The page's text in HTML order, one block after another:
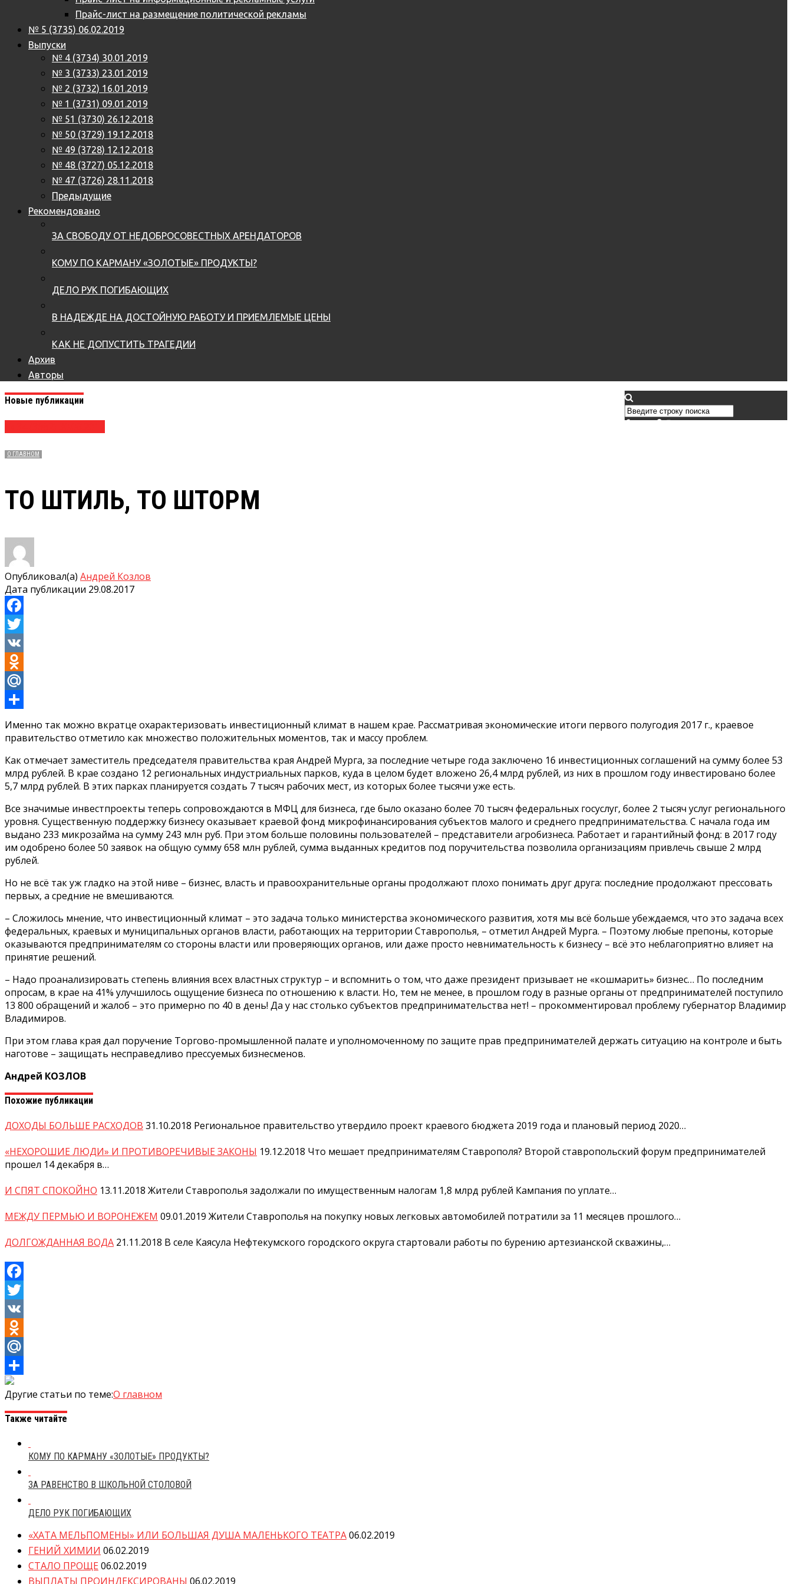
Прайс-лист на размещение политической рекламы
№ 5 (3735) 06.02.2019
Выпуски
№ 4 (3734) 30.01.2019
№ 3 (3733) 23.01.2019
№ 2 (3732) 16.01.2019
№ 1 (3731) 09.01.2019
№ 51 (3730) 26.12.2018
№ 50 (3729) 19.12.2018
№ 49 (3728) 12.12.2018
№ 48 (3727) 05.12.2018
№ 47 (3726) 28.11.2018
Предыдущие
Рекомендовано
ЗА СВОБОДУ ОТ НЕДОБРОСОВЕСТНЫХ АРЕНДАТОРОВ
КОМУ ПО КАРМАНУ «ЗОЛОТЫЕ» ПРОДУКТЫ?
ДЕЛО РУК ПОГИБАЮЩИХ
В НАДЕЖДЕ НА ДОСТОЙНУЮ РАБОТУ И ПРИЕМЛЕМЫЕ ЦЕНЫ
КАК НЕ ДОПУСТИТЬ ТРАГЕДИИ
Архив
Авторы
О ГЛАВНОМ
ТО ШТИЛЬ, ТО ШТОРМ
Опубликовал(а) Андрей Козлов
Дата публикации 29.08.2017
Facebook
Twitter
VK
Odnoklassniki
Mail.Ru
Отправить
Именно так можно вкратце охарактеризовать инвестиционный климат в нашем крае. Рассматривая экономические итоги первого полугодия 2017 г., краевое
правительство отметило как множество положительных моментов, так и массу проблем.
Как отмечает заместитель председателя правительства края Андрей Мурга, за последние четыре года заключено 16 инвестиционных соглашений на сумму более 53
млрд рублей. В крае создано 12 региональных индустриальных парков, куда в целом будет вложено 26,4 млрд рублей, из них в прошлом году инвестировано более
5,7 млрд рублей. В этих парках планируется создать 7 тысяч рабочих мест, из которых более тысячи уже есть.
Все значимые инвестпроекты теперь сопровождаются в МФЦ для бизнеса, где было оказано более 70 тысяч федеральных госуслуг, более 2 тысяч услуг регионального
уровня. Существенную поддержку бизнесу оказывает краевой фонд микрофинансирования субъектов малого и среднего предпринимательства. С начала года им
выдано 233 микрозайма на сумму 243 млн руб. При этом больше половины пользователей – представители агробизнеса. Работает и гарантийный фонд: в 2017 году
им одобрено более 50 заявок на общую сумму 658 млн рублей, сумма выданных кредитов под поручительства позволила организациям привлечь свыше 2 млрд
рублей.
Но не всё так уж гладко на этой ниве – бизнес, власть и правоохранительные органы продолжают плохо понимать друг друга: последние продолжают прессовать
первых, а средние не вмешиваются.
– Сложилось мнение, что инвестиционный климат – это задача только министерства экономического развития, хотя мы всё больше убеждаемся, что это задача всех
федеральных, краевых и муниципальных органов власти, работающих на территории Ставрополья, – отметил Андрей Мурга. – Поэтому любые препоны, которые
оказываются предпринимателям со стороны власти или проверяющих органов, или даже просто невнимательность к бизнесу – всё это неблагоприятно влияет на
принятие решений.
– Надо проанализировать степень влияния всех властных структур – и вспомнить о том, что даже президент призывает не «кошмарить» бизнес… По последним
опросам, в крае на 41% улучшилось ощущение бизнеса по отношению к власти. Но, тем не менее, в прошлом году в разные органы от предпринимателей поступило
13 800 обращений и жалоб – это примерно по 40 в день! Да у нас столько субъектов предпринимательства нет! – прокомментировал проблему губернатор Владимир
Владимиров.
При этом глава края дал поручение Торгово-промышленной палате и уполномоченному по защите прав предпринимателей держать ситуацию на контроле и быть
наготове – защищать несправедливо прессуемых бизнесменов.
Андрей КОЗЛОВ
Похожие публикации
ДОХОДЫ БОЛЬШЕ РАСХОДОВ 31.10.2018 Региональное правительство утвердило проект краевого бюджета 2019 года и плановый период 2020…
«НЕХОРОШИЕ ЛЮДИ» И ПРОТИВОРЕЧИВЫЕ ЗАКОНЫ 19.12.2018 Что мешает предпринимателям Ставрополя? Второй ставропольский форум предпринимателей
прошел 14 декабря в…
И СПЯТ СПОКОЙНО 13.11.2018 Жители Ставрополья задолжали по имущественным налогам 1,8 млрд рублей Кампания по уплате…
МЕЖДУ ПЕРМЬЮ И ВОРОНЕЖЕМ 09.01.2019 Жители Ставрополья на покупку новых легковых автомобилей потратили за 11 месяцев прошлого…
ДОЛГОЖДАННАЯ ВОДА 21.11.2018 В селе Каясула Нефтекумского городского округа стартовали работы по бурению артезианской скважины,…
Facebook
Twitter
VK
Odnoklassniki
Mail.Ru
Отправить
Другие статьи по теме:О главном
Также читайте
КОМУ ПО КАРМАНУ «ЗОЛОТЫЕ» ПРОДУКТЫ?
ЗА РАВЕНСТВО В ШКОЛЬНОЙ СТОЛОВОЙ
ДЕЛО РУК ПОГИБАЮЩИХ
Новые публикации
«ХАТА МЕЛЬПОМЕНЫ» ИЛИ БОЛЬШАЯ ДУША МАЛЕНЬКОГО ТЕАТРА06.02.2019
ГЕНИЙ ХИМИИ 06.02.2019
СТАЛО ПРОЩЕ06.02.2019
ВЫПЛАТЫ ПРОИНДЕКСИРОВАНЫ 06.02.2019